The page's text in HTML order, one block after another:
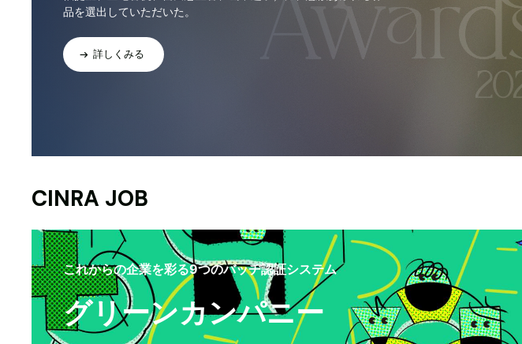
品を選出していただいた。
詳しくみる
CINRA JOB
これからの企業を彩る9つのバッヂ認証システム
グリーンカンパニー